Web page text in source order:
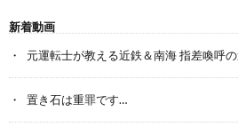
新着動画
元運転士が教える近鉄＆南海 指差喚呼
置き石は重罪です…